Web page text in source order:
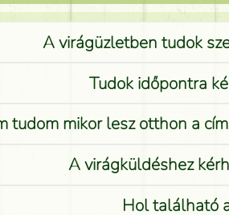
A virágüzletben tudok
Tudok időpontra
tudom mikor lesz otthon a
A virágküldéshez
Hol található